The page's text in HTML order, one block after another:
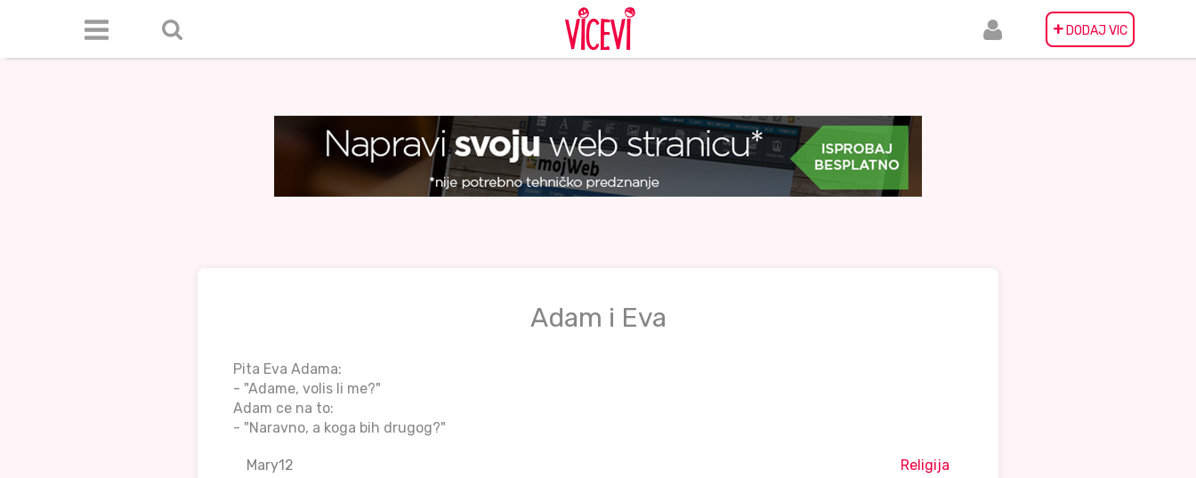
+ DODAJ VIC
Adam i Eva
Pita Eva Adama:
- "Adame, volis li me?"
Adam ce na to:
- "Naravno, a koga bih drugog?"
Mary12 Religija